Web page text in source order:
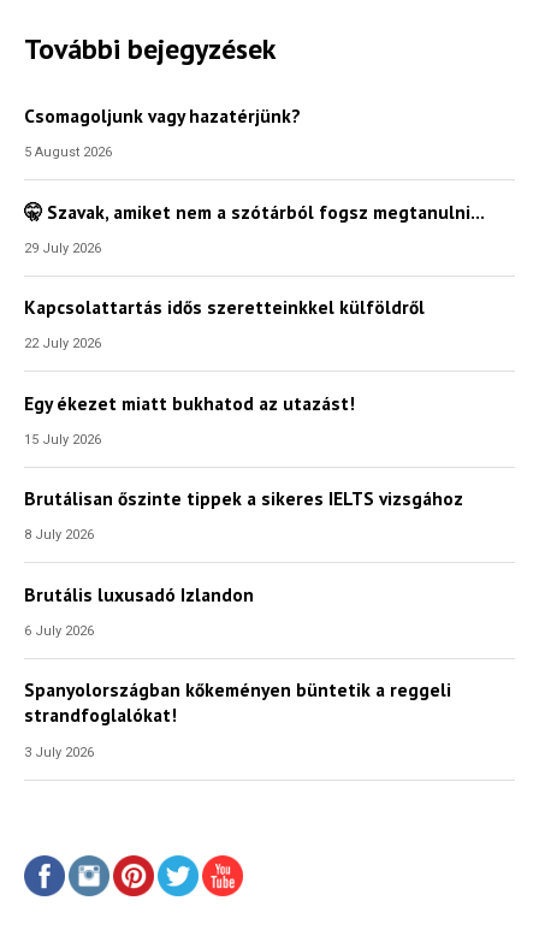
További bejegyzések
Csomagoljunk vagy hazatérjünk?
5 August 2026
🤫 Szavak, amiket nem a szótárból fogsz megtanulni…
29 July 2026
Kapcsolattartás idős szeretteinkkel külföldről
22 July 2026
Egy ékezet miatt bukhatod az utazást!
15 July 2026
Brutálisan őszinte tippek a sikeres IELTS vizsgához
8 July 2026
Brutális luxusadó Izlandon
6 July 2026
Spanyolországban kőkeményen büntetik a reggeli
strandfoglalókat!
3 July 2026